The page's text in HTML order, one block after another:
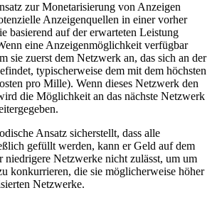
zur Monetarisierung von Anzeigen
Anzeigenquellen in einer vorher
basierend auf der erwarteten Leistung
eine Anzeigenmöglichkeit verfügbar
sie zuerst dem Netzwerk an, das sich an der
typischerweise dem mit dem höchsten
pro Mille). Wenn dieses Netzwerk den
die Möglichkeit an das nächste Netzwerk
Ansatz sicherstellt, dass alle
gefüllt werden, kann er Geld auf dem
niedrigere Netzwerke nicht zulässt, um um
konkurrieren, die sie möglicherweise höher
Netzwerke.